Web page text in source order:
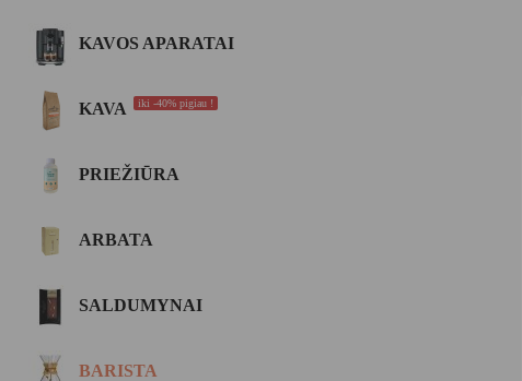
KAVOS APARATAI
KAVA iki -40% pigiau !
PRIEŽIŪRA
ARBATA
SALDUMYNAI
BARISTA